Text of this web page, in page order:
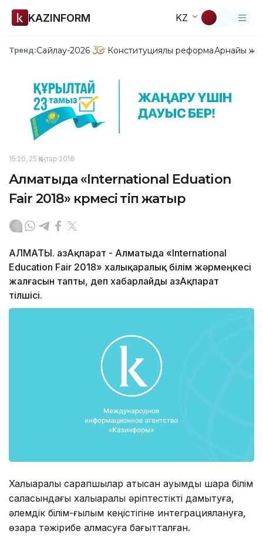
KAZINFORM KZ
Тренд:Сайлау-2026 Конституциялық реформаАрнайы
15:20, 25 Қаңтар 2018
Алматыда «International Eduation
Fair 2018» көрмесі өтіп жатыр
АЛМАТЫ. ҚазАқпарат - Алматыда «International
Education Fair 2018» халықаралық білім жәрмеңкесі
жалғасын тапты, деп хабарлайды ҚазАқпарат
тілшісі.
Халықаралық сарапшылар қатысқан ауқымды шара білім
саласындағы халықаралық әріптестікті дамытуға,
әлемдік білім-ғылым кеңістігіне интеграциялануға,
өзара тәжірибе алмасуға бағытталған.